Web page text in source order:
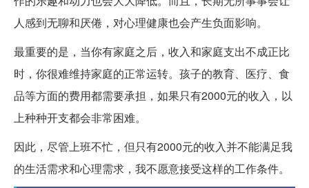
人感到无聊和厌倦，对心理健康也会产生负面影响。
最重要的是，当你有家庭之后，收入和家庭支出不成正比
时，你很难维持家庭的正常运转。孩子的教育、医疗、食
品等方面的费用都需要承担，如果只有2000元的收入，以
上种种开支都会非常困难。
因此，尽管上班不忙，但只有2000元的收入并不能满足我
的生活需求和心理需求，我不愿意接受这样的工作条件。